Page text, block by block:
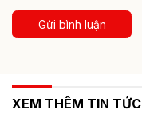
Gửi bình luận
XEM THÊM TIN